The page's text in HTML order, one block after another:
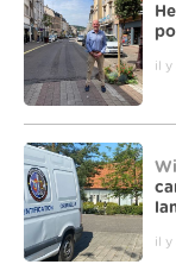
il y
il y